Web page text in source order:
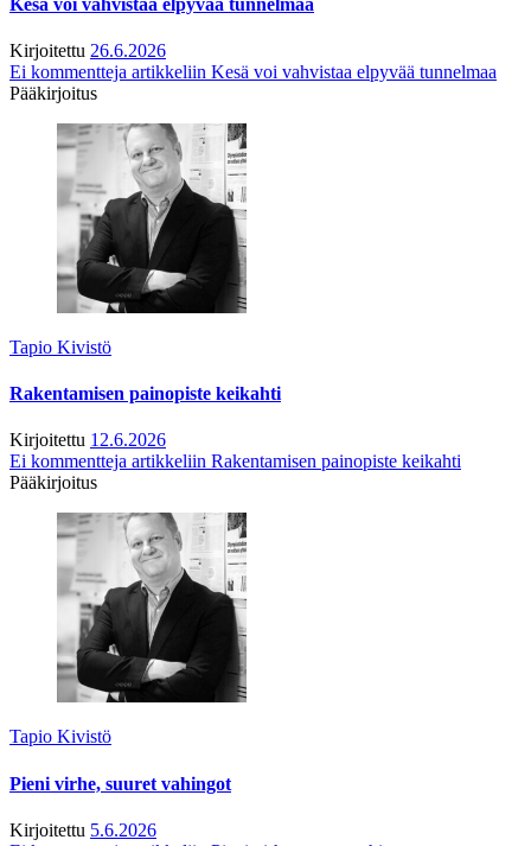
Kirjoitettu 26.6.2026
Ei kommentteja artikkeliin Kesä voi vahvistaa elpyvää tunnelmaa
Pääkirjoitus
Tapio Kivistö
Rakentamisen painopiste keikahti
Kirjoitettu 12.6.2026
Ei kommentteja artikkeliin Rakentamisen painopiste keikahti
Pääkirjoitus
Tapio Kivistö
Pieni virhe, suuret vahingot
Kirjoitettu 5.6.2026